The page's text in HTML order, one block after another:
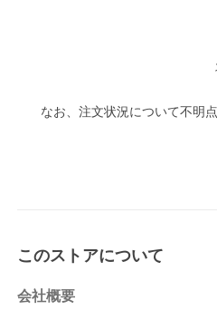
なお、注文状況について不明
このストアについて
会社概要